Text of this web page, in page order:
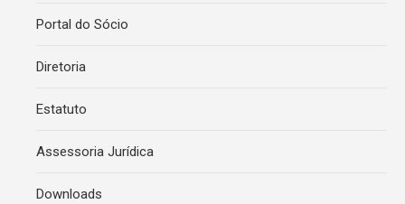
Portal do Sócio
Diretoria
Estatuto
Assessoria Jurídica
Downloads